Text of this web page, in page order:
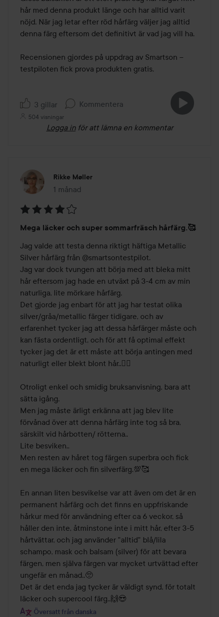
hår med denna produkt länge och har alltid varit
nöjd. När jag letar efter röd hårfärg väljer jag alltid
denna färg eftersom det definitivt är vad jag vill ha.
Recensionen gjordes på uppdrag av Smartson –
testpiloten fick prova produkten gratis.
3 gillar Kommentera
504 visningar
Logga in för att lämna en kommentar
Rikke Møller
1 månad
Inlägget skapades 1 månad
4
av
5
Mega läcker och super sommarfräsch hårfärg.🥰
Jag valde att testa denna riktigt häftiga Metallic
Silver hårfärg från @smartsontestpilot.
Jag var dock tvungen att börja med att bleka mitt
hår eftersom jag hade en utväxt på 3-4 cm av min
naturliga, lite mörkare hårfärg.
Det gjorde jag enbart för att jag har testat olika
silver/gråa/metallic färger tidigare, och av
erfarenhet tycker jag att dessa hårfärger måste och
kan fästa ordentligt, och för att få optimal effekt
tycker jag det är ett måste att börja antingen med
naturligt eller blekt blont hår..🤷‍♀️
Otroligt enkel och smidig bruksanvisning, bara att
sätta igång.
Men jag måste ärligt erkänna att jag blev lite
förvånad över att denna hårfärg inte tog så bra,
särskilt vid hårbotten/ rötterna..
Lite besviken..
Men resten av håret tog färgen superbra och fick
en mega läcker och fin silverfärg.💯🥰
En annan liten besvikelse var att även om det är en
permanent hårfärg och det finns en uppfriskande
hårkur med för användning efter ca 6 veckor, så
håller den inte, åtminstone inte i mitt hår, efter 3-5
hårtvättar, och jag använder "alltid" blå/lila
schampo, mask och balsam (silver) för att bevara
färgen, men själva färgen var mycket urtvättad efter
ungefär en månad..🥺
Det är det enda jag tycker är väldigt synd, för totalt
läcker och supercool färg..🙌😍
Översatt från danska